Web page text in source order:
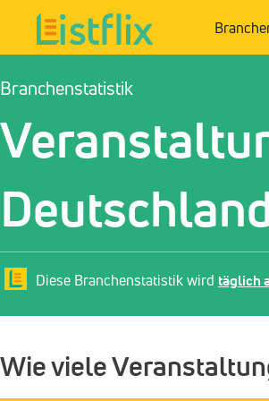
Branchenstatistik
Diese Branchenstatistik wird täglich
Wie viele